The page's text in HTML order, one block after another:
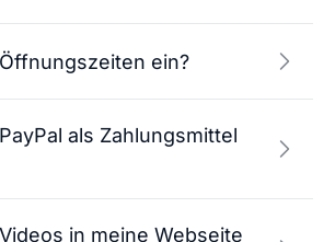
ein?
als Zahlungsmittel
in meine Webseite